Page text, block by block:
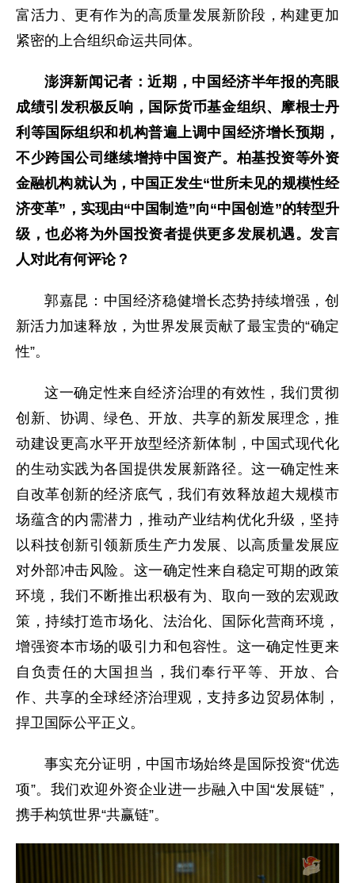
富活力、更有作为的高质量发展新阶段，构建更加
紧密的上合组织命运共同体。
澎湃新闻记者：近期，中国经济半年报的亮眼
成绩引发积极反响，国际货币基金组织、摩根士丹
利等国际组织和机构普遍上调中国经济增长预期，
不少跨国公司继续增持中国资产。柏基投资等外资
金融机构就认为，中国正发生“世所未见的规模性经
济变革”，实现由“中国制造”向“中国创造”的转型升
级，也必将为外国投资者提供更多发展机遇。发言
人对此有何评论？
郭嘉昆：中国经济稳健增长态势持续增强，创
新活力加速释放，为世界发展贡献了最宝贵的“确定
性”。
这一确定性来自经济治理的有效性，我们贯彻
创新、协调、绿色、开放、共享的新发展理念，推
动建设更高水平开放型经济新体制，中国式现代化
的生动实践为各国提供发展新路径。这一确定性来
自改革创新的经济底气，我们有效释放超大规模市
场蕴含的内需潜力，推动产业结构优化升级，坚持
以科技创新引领新质生产力发展、以高质量发展应
对外部冲击风险。这一确定性来自稳定可期的政策
环境，我们不断推出积极有为、取向一致的宏观政
策，持续打造市场化、法治化、国际化营商环境，
增强资本市场的吸引力和包容性。这一确定性更来
自负责任的大国担当，我们奉行平等、开放、合
作、共享的全球经济治理观，支持多边贸易体制，
捍卫国际公平正义。
事实充分证明，中国市场始终是国际投资“优选
项”。我们欢迎外资企业进一步融入中国“发展链”，
携手构筑世界“共赢链”。